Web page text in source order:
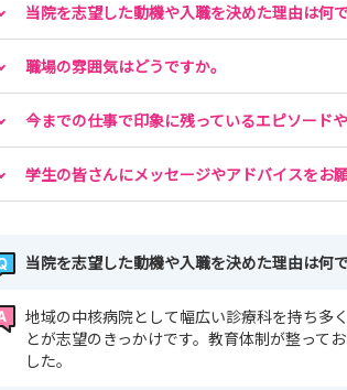
当院を志望した動機や入職を決めた理由は何
職場の雰囲気はどうですか。
今までの仕事で印象に残っているエピソード
学生の皆さんにメッセージやアドバイスをお願
当院を志望した動機や入職を決めた理由は何
地域の中核病院として幅広い診療科を持ち多
とが志望のきっかけです。教育体制が整って
した。